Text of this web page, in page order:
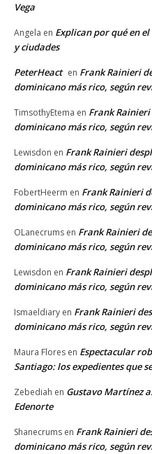
Vega
Angela en Explican por qué en
y ciudades
PeterHeact en Frank Rainieri
dominicano más rico, según
TimsothyEtema en Frank Rainieri
dominicano más rico, según
Lewisdon en Frank Rainieri
dominicano más rico, según
FobertHeerm en Frank Rainieri
dominicano más rico, según
OLanecrums en Frank Rainieri
dominicano más rico, según
Lewisdon en Frank Rainieri
dominicano más rico, según
Ismaeldiary en Frank Rainieri
dominicano más rico, según
Maura Flores en Espectacular
Santiago: los expedientes que
Zebediah en Gustavo Martínez
Edenorte
Shanecrums en Frank Rainieri
dominicano más rico, según